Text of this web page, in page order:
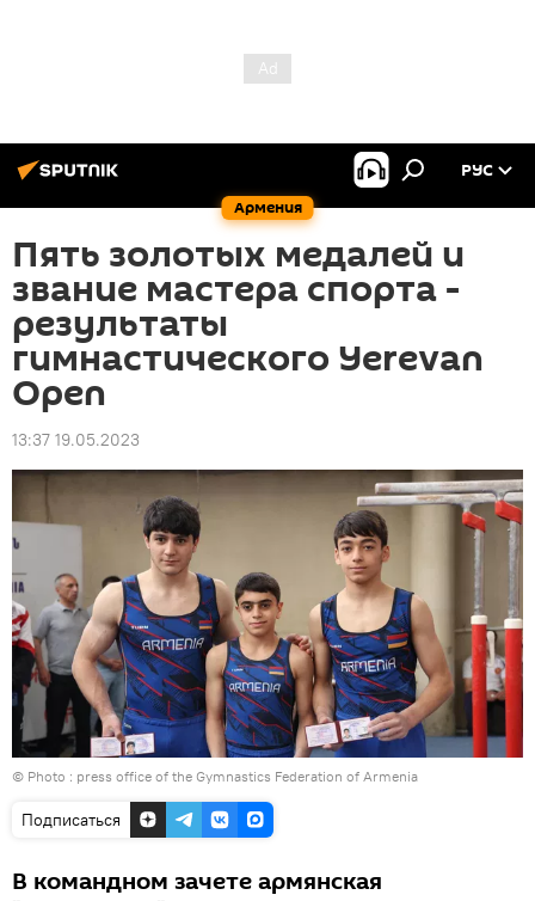
Армения
РУС
Пять золотых медалей и
звание мастера спорта -
результаты
гимнастического Yerevan
Open
13:37 19.05.2023
© Photo : press office of the Gymnastics Federation of Armenia
Подписаться
В командном зачете армянская